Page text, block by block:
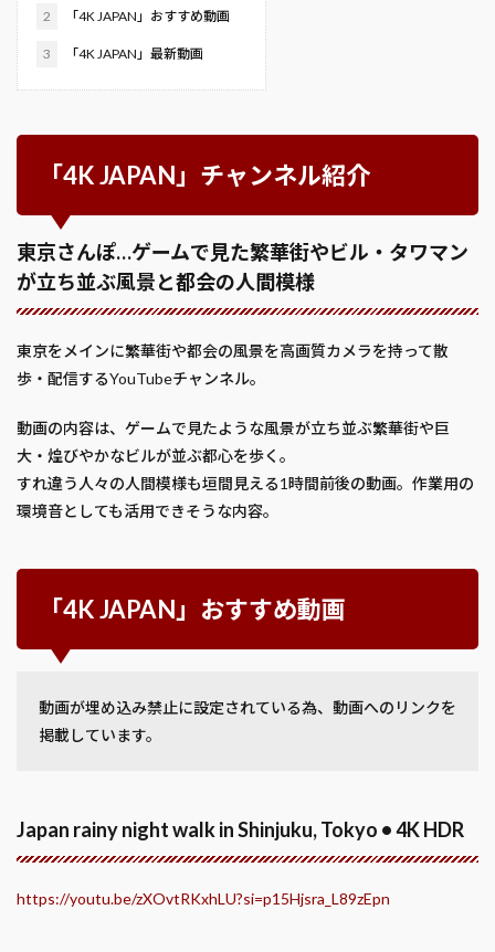
2 「4K JAPAN」おすすめ動画
3 「4K JAPAN」最新動画
「4K JAPAN」チャンネル紹介
東京さんぽ…ゲームで見た繁華街やビル・タワマン
が立ち並ぶ風景と都会の人間模様
東京をメインに繁華街や都会の風景を高画質カメラを持って散
歩・配信するYouTubeチャンネル。
動画の内容は、ゲームで見たような風景が立ち並ぶ繁華街や巨
大・煌びやかなビルが並ぶ都心を歩く。
すれ違う人々の人間模様も垣間見える1時間前後の動画。作業用の
環境音としても活用できそうな内容。
「4K JAPAN」おすすめ動画
動画が埋め込み禁止に設定されている為、動画へのリンクを
掲載しています。
Japan rainy night walk in Shinjuku, Tokyo • 4K HDR
https://youtu.be/zXOvtRKxhLU?si=p15Hjsra_L89zEpn